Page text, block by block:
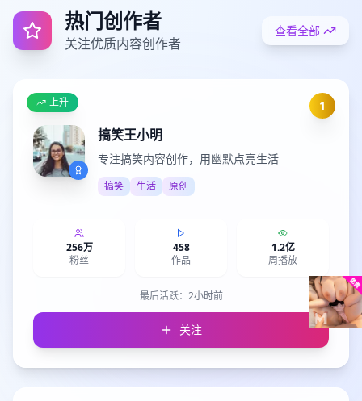
热门创作者
关注优质内容创作者
查看全部
1
上升
搞笑王小明
专注搞笑内容创作，用幽默点亮生活
搞笑 生活 原创
256万
粉丝
458
作品
1.2亿
周播放
最后活跃： 2小时前
关注